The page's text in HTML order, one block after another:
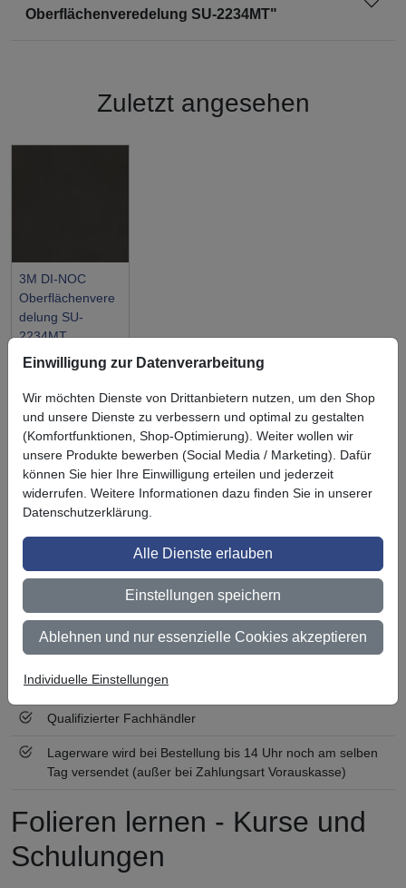
Oberflächenveredelung SU-2234MT"
Zuletzt angesehen
3M DI-NOC
Oberflächenvere
delung SU-
2234MT
Ihre Vorteile bei uns
3M BestPartner Commercial Solutions
Persönliche Beratung und Betreuung
Keine Mindestbestellmenge
Ab 300 € Nettowarenwert versandkostenfrei (innerhalb
Zertifiziert nach ISO 9001
Qualifizierter Fachhändler
Lagerware wird bei Bestellung bis 14 Uhr noch am selben
Tag versendet (außer bei Zahlungsart Vorauskasse)
Folieren lernen - Kurse und
Schulungen
Einwilligung zur Datenverarbeitung
Wir möchten Dienste von Drittanbietern nutzen, um den Shop
und unsere Dienste zu verbessern und optimal zu gestalten
(Komfortfunktionen, Shop-Optimierung). Weiter wollen wir
unsere Produkte bewerben (Social Media / Marketing). Dafür
können Sie hier Ihre Einwilligung erteilen und jederzeit
widerrufen. Weitere Informationen dazu finden Sie in unserer
Datenschutzerklärung.
Alle Dienste erlauben
Einstellungen speichern
Ablehnen und nur essenzielle Cookies akzeptieren
Individuelle Einstellungen